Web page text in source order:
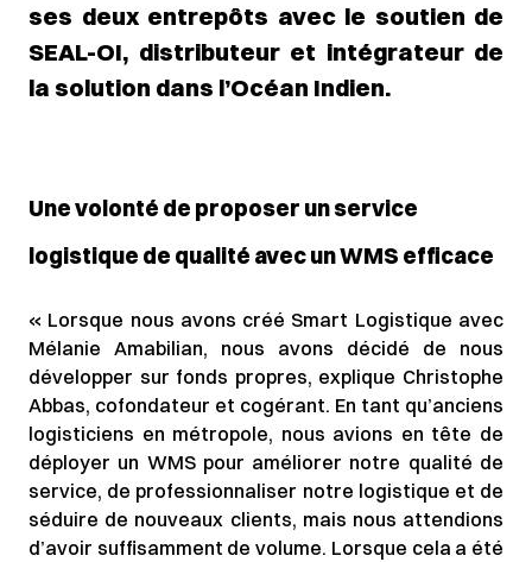
ses deux entrepôts avec le soutien de
SEAL-OI, distributeur et intégrateur de
la solution dans l’Océan Indien.
Une volonté de proposer un service
logistique de qualité avec un WMS efficace
« Lorsque nous avons créé Smart Logistique avec
Mélanie Amabilian, nous avons décidé de nous
développer sur fonds propres, explique Christophe
Abbas, cofondateur et cogérant. En tant qu’anciens
logisticiens en métropole, nous avions en tête de
déployer un WMS pour améliorer notre qualité de
service, de professionnaliser notre logistique et de
séduire de nouveaux clients, mais nous attendions
d’avoir suffisamment de volume. Lorsque cela a été